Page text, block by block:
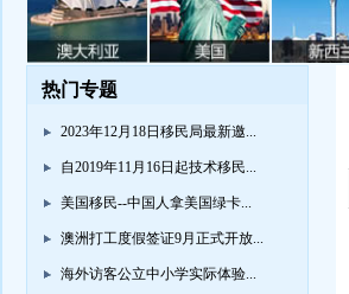
热门专题
2023年12月18日移民局最新邀...
自2019年11月16日起技术移民...
美国移民--中国人拿美国绿卡...
澳洲打工度假签证9月正式开放...
海外访客公立中小学实际体验...